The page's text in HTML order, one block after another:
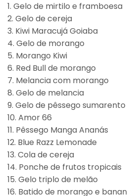
1. Gelo de mirtilo e framboesa
2. Gelo de cereja
3. Kiwi Maracujá Goiaba
4. Gelo de morango
5. Morango Kiwi
6. Red Bull de morango
7. Melancia com morango
8. Gelo de melancia
9. Gelo de pêssego sumarento
10. Amor 66
11. Pêssego Manga Ananás
12. Blue Razz Lemonade
13. Cola de cereja
14. Ponche de frutos tropicais
15. Gelo triplo de melão
16. Batido de morango e